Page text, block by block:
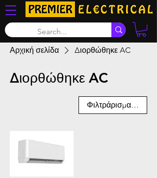
Αρχική σελίδα Διορθώθηκε AC
Διορθώθηκε AC
Φιλτράρισμα και